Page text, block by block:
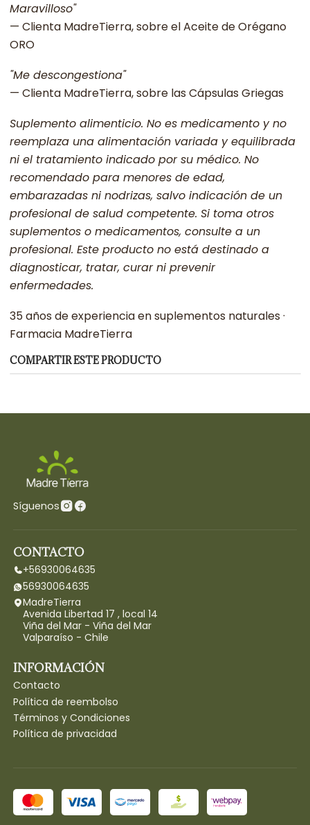
Maravilloso"
— Clienta MadreTierra, sobre el Aceite de Orégano
ORO
"Me descongestiona"
— Clienta MadreTierra, sobre las Cápsulas Griegas
Suplemento alimenticio. No es medicamento y no
reemplaza una alimentación variada y equilibrada
ni el tratamiento indicado por su médico. No
recomendado para menores de edad,
embarazadas ni nodrizas, salvo indicación de un
profesional de salud competente. Si toma otros
suplementos o medicamentos, consulte a un
profesional. Este producto no está destinado a
diagnosticar, tratar, curar ni prevenir
enfermedades.
35 años de experiencia en suplementos naturales ·
Farmacia MadreTierra
COMPARTIR ESTE PRODUCTO
Síguenos
CONTACTO
+56930064635
56930064635
MadreTierra
Avenida Libertad 17 , local 14
Viña del Mar - Viña del Mar
Valparaíso - Chile
INFORMACIÓN
Contacto
Política de reembolso
Términos y Condiciones
Política de privacidad